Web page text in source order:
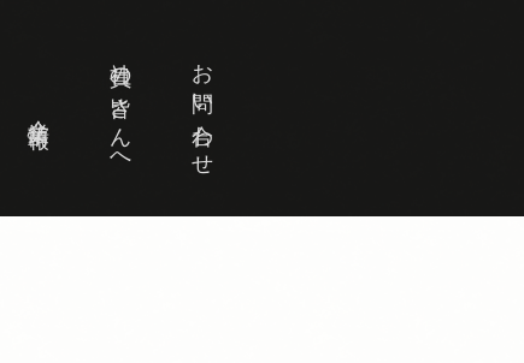
社員の皆さんへ お問い合わせ